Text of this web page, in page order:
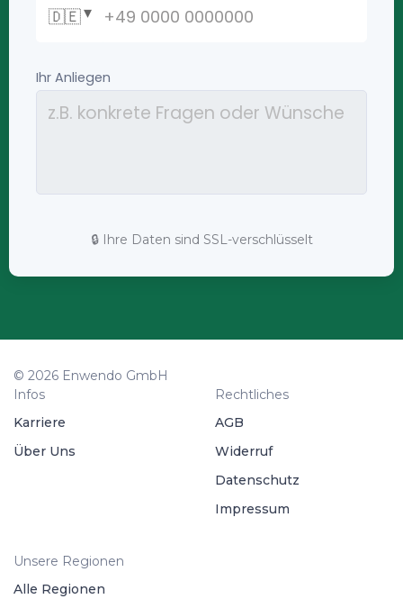
🔒 Ihre Daten sind SSL-verschlüsselt
© 2026 Enwendo GmbH
Infos
Karriere
Über Uns
Rechtliches
AGB
Widerruf
Datenschutz
Impressum
Unsere Regionen
Alle Regionen